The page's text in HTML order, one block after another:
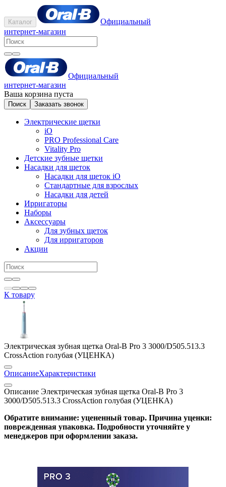
Каталог
Официальный
интернет-магазин
Официальный
интернет-магазин
Ваша корзина пуста
Поиск Заказать звонок
Электрические щетки
iO
PRO Professional Care
Vitality Pro
Детские зубные щетки
Насадки для щеток
Насадки для щеток iO
Стандартные для взрослых
Насадки для детей
Ирригаторы
Наборы
Аксессуары
Для зубных щеток
Для ирригаторов
Акции
К товару
Электрическая зубная щетка Oral-B Pro 3 3000/D505.513.3
CrossAction голубая (УЦЕНКА)
ОписаниеХарактеристики
Описание Электрическая зубная щетка Oral-B Pro 3
3000/D505.513.3 CrossAction голубая (УЦЕНКА)
Обратите внимание: уцененный товар. Причина уценки:
поврежденная упаковка. Подробности уточняйте у
менеджеров при оформлении заказа.